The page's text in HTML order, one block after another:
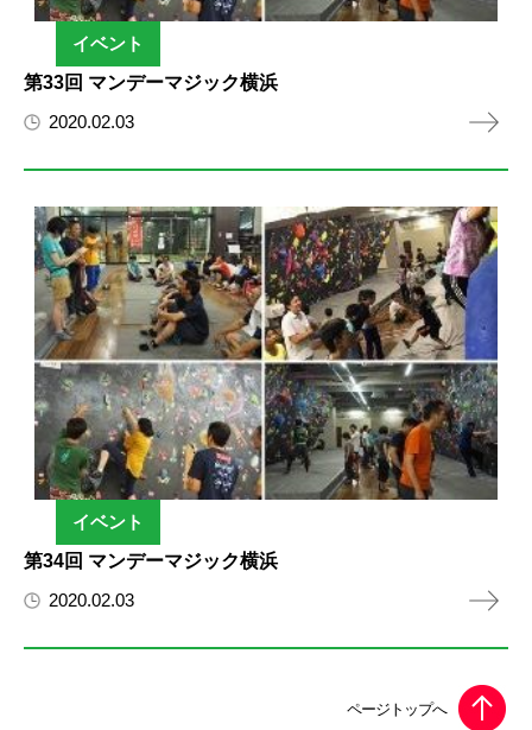
イベント
第33回 マンデーマジック横浜
2020.02.03
イベント
第34回 マンデーマジック横浜
2020.02.03